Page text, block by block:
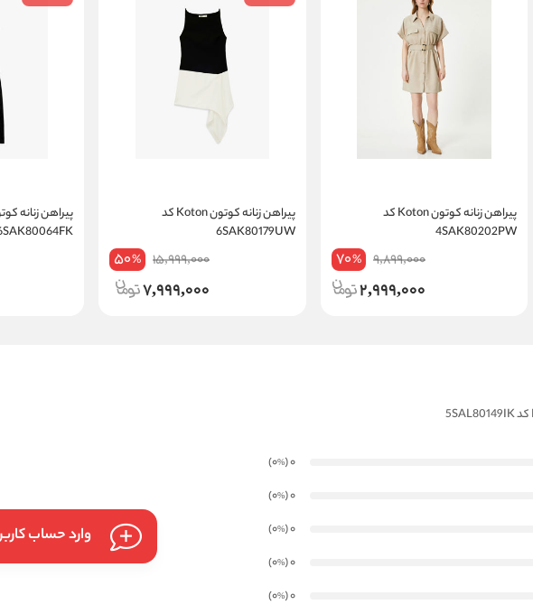
پیراهن زنانه کوتون Koton کد
4SAK80202PW
9,899,000
70%
2,999,000
پیراهن زنانه کوتون Koton کد
6SAK80179UW
15,999,000
50%
7,999,000
6SAK80064FK
0
(0
%
)
0
(0
%
)
0
(0
%
)
0
(0
%
)
0
(0
%
)
وارد حساب